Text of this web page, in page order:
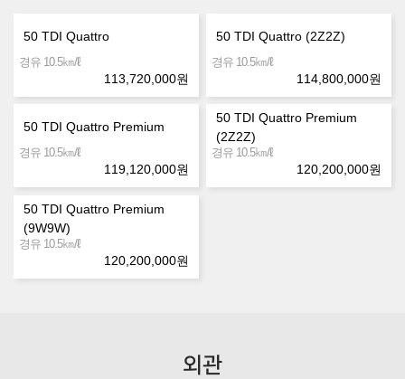
50 TDI Quattro
경유 10.5㎞/ℓ
113,720,000원
50 TDI Quattro (2Z2Z)
경유 10.5㎞/ℓ
114,800,000원
50 TDI Quattro Premium
경유 10.5㎞/ℓ
119,120,000원
50 TDI Quattro Premium
(2Z2Z)
경유 10.5㎞/ℓ
120,200,000원
50 TDI Quattro Premium
(9W9W)
경유 10.5㎞/ℓ
120,200,000원
외관